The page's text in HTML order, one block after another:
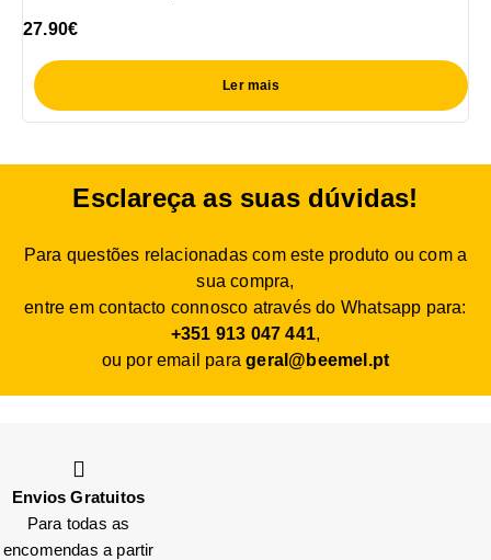
27.90€
Ler mais
Esclareça as suas dúvidas!
Para questões relacionadas com este produto ou com a
sua compra,
entre em contacto connosco através do Whatsapp para:
+351 913 047 441,
ou por email parageral@beemel.pt
Envios Gratuitos
Para todas as
encomendas a partir